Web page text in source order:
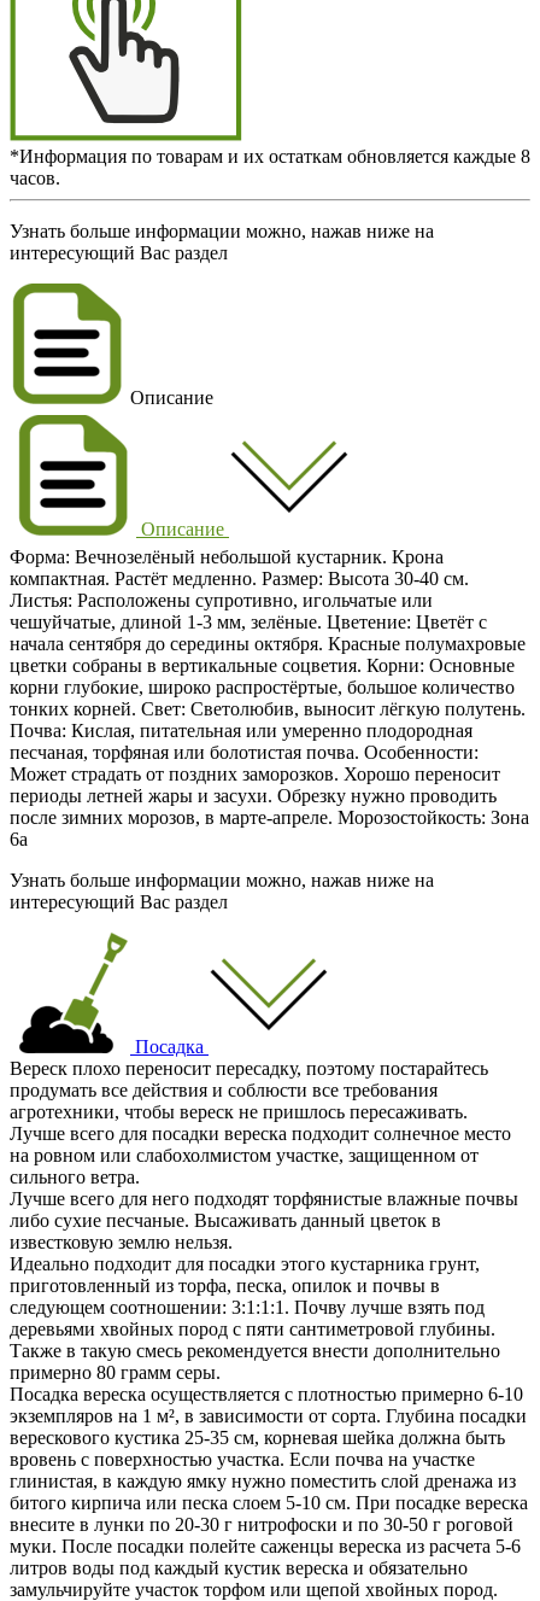
*Информация по товарам и их остаткам обновляется каждые 8
часов.
Узнать больше информации можно, нажав ниже на
интересующий Вас раздел
Описание
Описание
Форма: Вечнозелёный небольшой кустарник. Крона
компактная. Растёт медленно. Размер: Высота 30-40 cм.
Листья: Расположены супротивно, игольчатые или
чешуйчатые, длиной 1-3 мм, зелёные. Цветение: Цветёт с
начала сентября до середины октября. Красные полумахровые
цветки собраны в вертикальные соцветия. Корни: Основные
корни глубокие, широко распростёртые, большое количество
тонких корней. Свет: Светолюбив, выносит лёгкую полутень.
Почва: Кислая, питательная или умеренно плодородная
песчаная, торфяная или болотистая почва. Особенности:
Может страдать от поздних заморозков. Хорошо переносит
периоды летней жары и засухи. Обрезку нужно проводить
после зимних морозов, в марте-апреле. Морозостойкость: Зона
6а
Узнать больше информации можно, нажав ниже на
интересующий Вас раздел
Посадка
Вереск плохо переносит пересадку, поэтому постарайтесь
продумать все действия и соблюсти все требования
агротехники, чтобы вереск не пришлось пересаживать.
Лучше всего для посадки вереска подходит солнечное место
на ровном или слабохолмистом участке, защищенном от
сильного ветра.
Лучше всего для него подходят торфянистые влажные почвы
либо сухие песчаные. Высаживать данный цветок в
известковую землю нельзя.
Идеально подходит для посадки этого кустарника грунт,
приготовленный из торфа, песка, опилок и почвы в
следующем соотношении: 3:1:1:1. Почву лучше взять под
деревьями хвойных пород с пяти сантиметровой глубины.
Также в такую смесь рекомендуется внести дополнительно
примерно 80 грамм серы.
Посадка вереска осуществляется с плотностью примерно 6-10
экземпляров на 1 м², в зависимости от сорта. Глубина посадки
верескового кустика 25-35 см, корневая шейка должна быть
вровень с поверхностью участка. Если почва на участке
глинистая, в каждую ямку нужно поместить слой дренажа из
битого кирпича или песка слоем 5-10 см. При посадке вереска
внесите в лунки по 20-30 г нитрофоски и по 30-50 г роговой
муки. После посадки полейте саженцы вереска из расчета 5-6
литров воды под каждый кустик вереска и обязательно
замульчируйте участок торфом или щепой хвойных пород.